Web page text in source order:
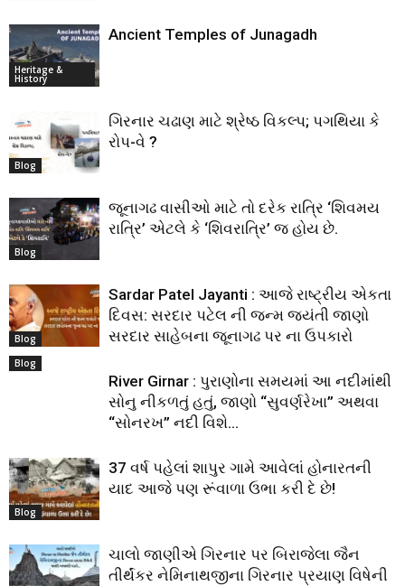
Heritage &
History
Ancient Temples of Junagadh
Blog
ગિરનાર ચઢાણ માટે શ્રેષ્ઠ વિકલ્પ; પગથિયા કે
રોપ-વે ?
Blog
જૂનાગઢ વાસીઓ માટે તો દરેક રાત્રિ ‘શિવમય
રાત્રિ’ એટલે કે ‘શિવરાત્રિ’ જ હોય છે.
Blog
Sardar Patel Jayanti : આજે રાષ્ટ્રીય એકતા
દિવસ: સરદાર પટેલ ની જન્મ જયંતી જાણો
સરદાર સાહેબના જૂનાગઢ પર ના ઉપકારો
Blog
River Girnar : પુરાણોના સમયમાં આ નદીમાંથી
સોનુ નીકળતું હતું, જાણો “સુવર્ણરેખા” અથવા
“સોનરખ” નદી વિશે…
Blog
37 વર્ષ પહેલાં શાપુર ગામે આવેલાં હોનારતની
યાદ આજે પણ રૂંવાળા ઉભા કરી દે છે!
ચાલો જાણીએ ગિરનાર પર બિરાજેલા જૈન
તીર્થંકર નેમિનાથજીના ગિરનાર પ્રયાણ વિષેની